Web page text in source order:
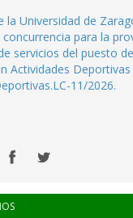
la Universidad de
para la
servicios del puesto
Actividades
11/2026.